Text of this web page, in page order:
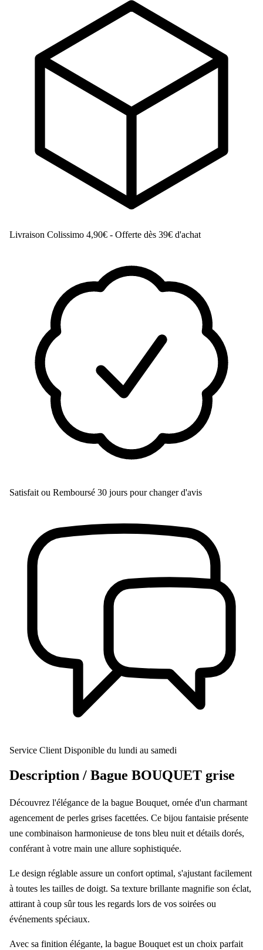
Livraison Colissimo 4,90€ - Offerte dès 39€ d'achat
Satisfait ou Remboursé 30 jours pour changer d'avis
Service Client Disponible du lundi au samedi
Description / Bague BOUQUET grise
Découvrez l'élégance de la bague Bouquet, ornée d'un charmant
agencement de perles grises facettées. Ce bijou fantaisie présente
une combinaison harmonieuse de tons bleu nuit et détails dorés,
conférant à votre main une allure sophistiquée.
Le design réglable assure un confort optimal, s'ajustant facilement
à toutes les tailles de doigt. Sa texture brillante magnifie son éclat,
attirant à coup sûr tous les regards lors de vos soirées ou
événements spéciaux.
Avec sa finition élégante, la bague Bouquet est un choix parfait